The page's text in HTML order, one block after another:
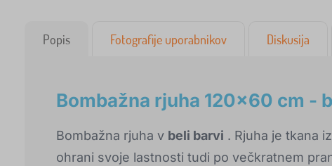
Popis Fotografije uporabnikov Diskusija
Bombažna rjuha 120x60 cm -
Bombažna rjuha v beli barvi . Rjuha je tkana
ohrani svoje lastnosti tudi po večkratnem